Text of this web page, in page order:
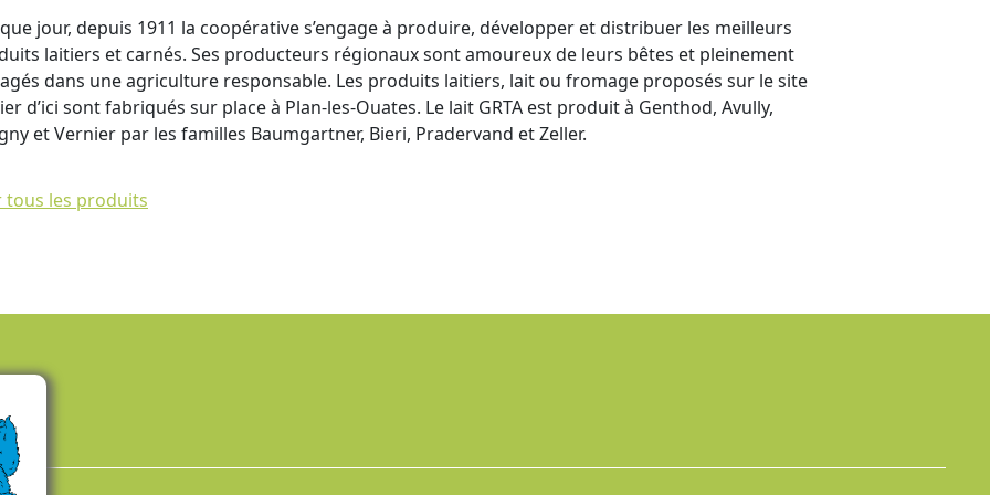
jour, depuis 1911 la coopérative s’engage à produire, développer et distribuer les meilleurs
laitiers et carnés. Ses producteurs régionaux sont amoureux de leurs bêtes et pleinement
dans une agriculture responsable. Les produits laitiers, lait ou fromage proposés sur le site
d’ici sont fabriqués sur place à Plan-les-Ouates. Le lait GRTA est produit à Genthod, Avully,
et Vernier par les familles Baumgartner, Bieri, Pradervand et Zeller.
tous les produits